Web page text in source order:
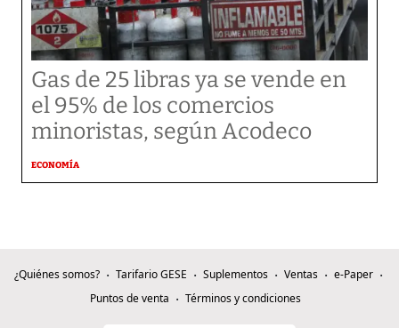
Gas de 25 libras ya se vende en
el 95% de los comercios
minoristas, según Acodeco
ECONOMÍA
¿Quiénes somos? Tarifario GESE Suplementos Ventas
e-Paper
Puntos de venta
Términos y condiciones